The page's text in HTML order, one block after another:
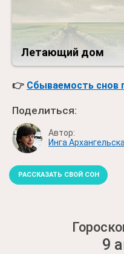
Летающий дом
👉 Сбываемость снов
Поделиться:
Автор:
Инга
РАССКАЗАТЬ СВОЙ СОН
9